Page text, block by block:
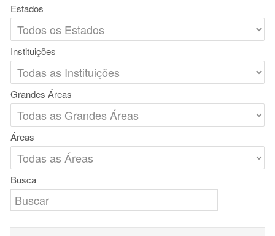
Estados
Instituições
Grandes Áreas
Áreas
Busca